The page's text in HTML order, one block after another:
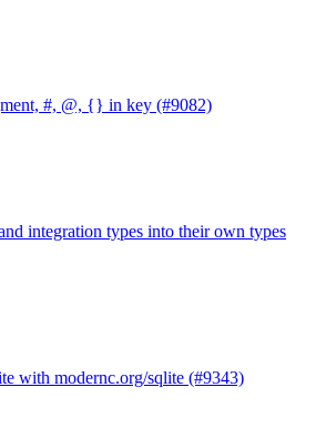
#, @, {} in key (#9082)
integration types into their own types
with modernc.org/sqlite (#9343)